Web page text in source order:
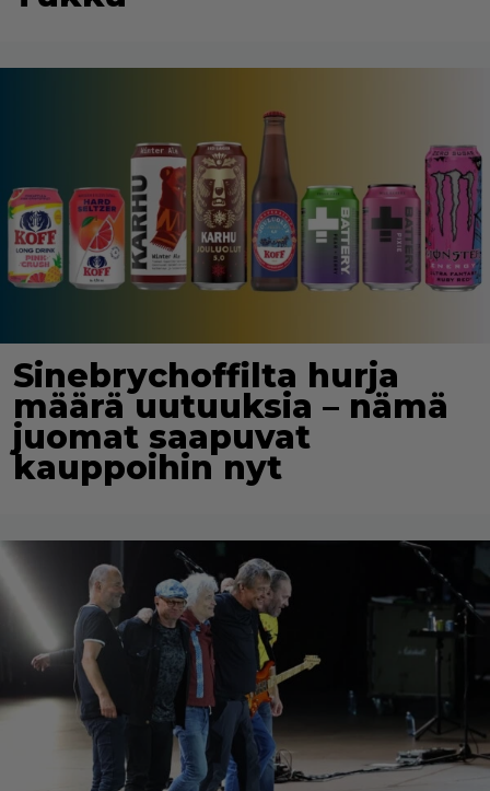
Sinebrychoffilta hurja
määrä uutuuksia – nämä
juomat saapuvat
kauppoihin nyt